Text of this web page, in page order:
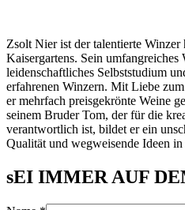
Zsolt Nier ist der talentierte Winzer
Kaisergartens. Sein umfangreiches
leidenschaftliches Selbststudium
erfahrenen Winzern. Mit Liebe
er mehrfach preisgekrönte Weine
seinem Bruder Tom, der für die
verantwortlich ist, bildet er ein
Qualität und wegweisende Ideen
sEI IMMER AUF